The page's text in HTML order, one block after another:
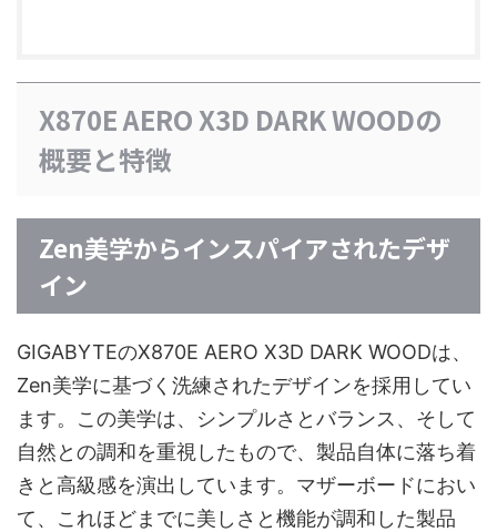
X870E AERO X3D DARK WOODの
概要と特徴
Zen美学からインスパイアされたデザ
イン
GIGABYTEのX870E AERO X3D DARK WOODは、
Zen美学に基づく洗練されたデザインを採用してい
ます。この美学は、シンプルさとバランス、そして
自然との調和を重視したもので、製品自体に落ち着
きと高級感を演出しています。マザーボードにおい
て、これほどまでに美しさと機能が調和した製品